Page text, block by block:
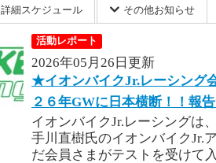
詳細スケジュール その他お知らせ
活動レポート
2026年05月26日更新
★イオンバイクJr.レーシング
２６年GWに日本横断！！報
イオンバイクJr.レーシングは
手川直樹氏のイオンバイクJr.
だ会員さまがテストを受けて